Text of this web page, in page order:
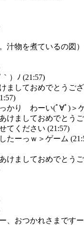
汁物を煮ているの図
）ﾉ (21:57)
ましておめでとうご
かり わーい(ﾟ∀ﾟ)＞
けましておめでとう
てください (21:57)
たーっｗ＞ゲーム
けましておめでとう
、おつかれさまですー